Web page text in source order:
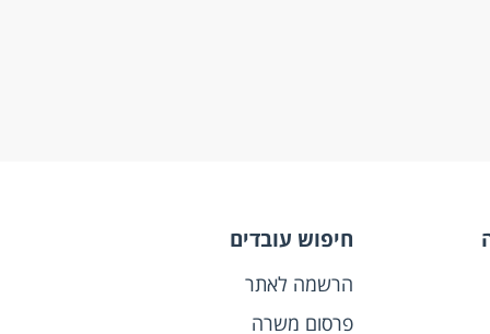
חיפוש עובדים
הרשמה לאתר
פרסום משרה